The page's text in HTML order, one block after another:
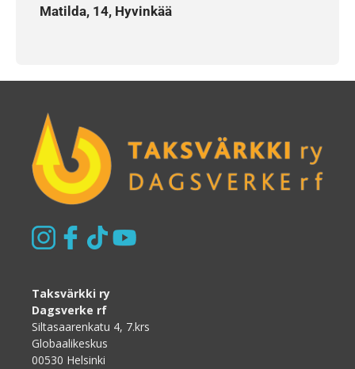
Matilda, 14, Hyvinkää
Taksvärkki ry
Dagsverke rf
Siltasaarenkatu 4, 7.krs
Globaalikeskus
00530 Helsinki